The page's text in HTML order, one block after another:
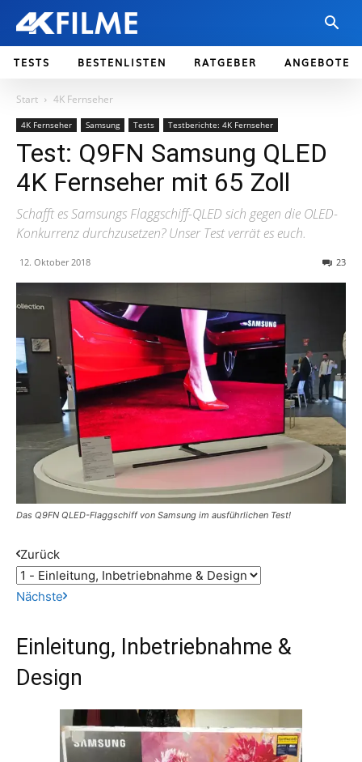
TESTS BESTENLISTEN RATGEBER ANGEBOTE
Start 4K Fernseher
4K Fernseher Samsung Tests Testberichte: 4K Fernseher
Test: Q9FN Samsung QLED
4K Fernseher mit 65 Zoll
Schafft es Samsungs Flaggschiff-QLED sich gegen die OLED-
Konkurrenz durchzusetzen? Unser Test verrät es euch.
12. Oktober 2018 23
Das Q9FN QLED-Flaggschiff von Samsung im ausführlichen Test!
Zurück
Nächste
Einleitung, Inbetriebnahme &
Design